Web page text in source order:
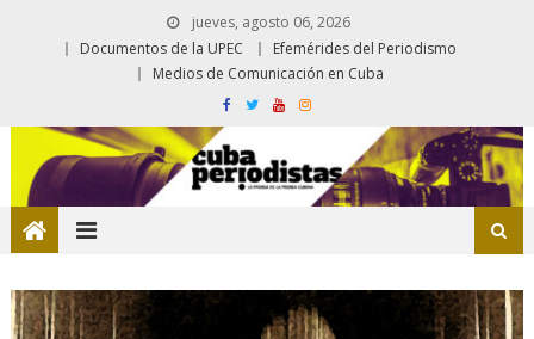
jueves, agosto 06, 2026
Documentos de la UPEC
Efemérides del Periodismo
Medios de Comunicación en Cuba